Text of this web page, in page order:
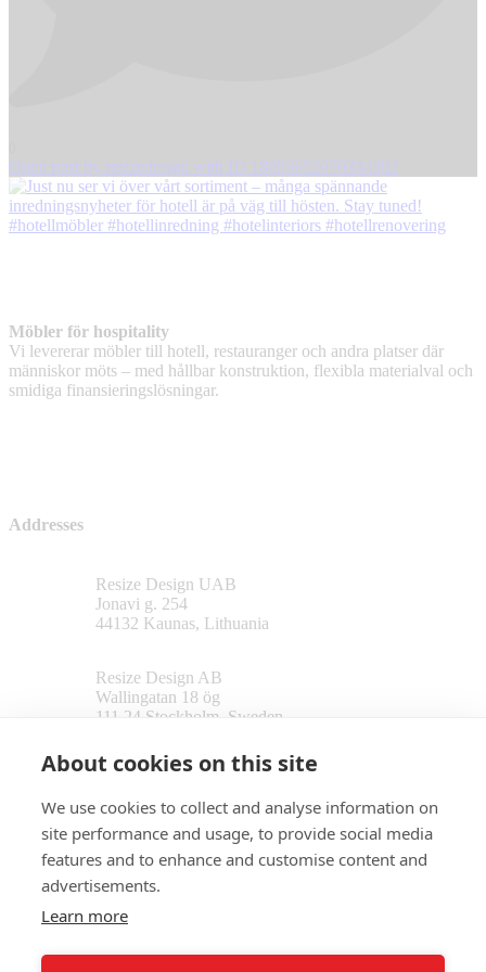
About cookies on this site
We use cookies to collect and analyse information on
site performance and usage, to provide social media
features and to enhance and customise content and
advertisements.
Learn more
Open post by resizedesign with ID 18093652070334392
Möbler för hospitality
Vi levererar möbler till hotell, restauranger och andra platser där
människor möts – med hållbar konstruktion, flexibla materialval och
smidiga finansieringslösningar.
Addresses
Resize Design UAB
Jonavi g. 254
44132 Kaunas, Lithuania
Resize Design AB
Wallingatan 18 ög
111 24 Stockholm, Sweden
Follow us
Contact us
info@resizedesign.se